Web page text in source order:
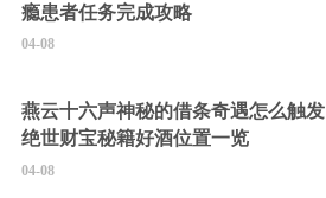
瘾患者任务完成攻略
04-08
燕云十六声神秘的借条奇遇怎么触发
绝世财宝秘籍好酒位置一览
04-08